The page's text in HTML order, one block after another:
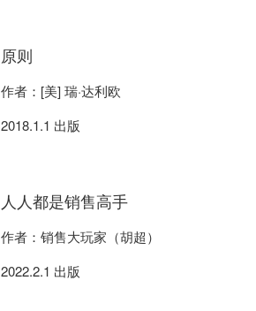
原则
作者：[美] 瑞·达利欧
2018.1.1 出版
人人都是销售高手
作者：销售大玩家（胡超）
2022.2.1 出版